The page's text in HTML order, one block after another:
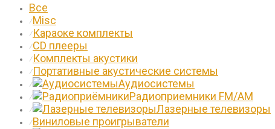
Все
⁄Misc
⁄Караоке комплекты
⁄CD плееры
⁄Комплекты акустики
⁄Портативные акустические системы
⁄ Аудиосистемы
⁄ Радиоприемники FM/AM
⁄ Лазерные телевизоры
⁄Виниловые проигрыватели